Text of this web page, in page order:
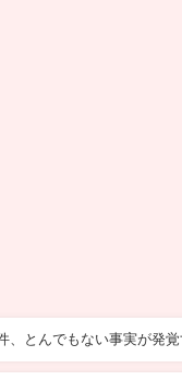
、とんでもない事実が発覚